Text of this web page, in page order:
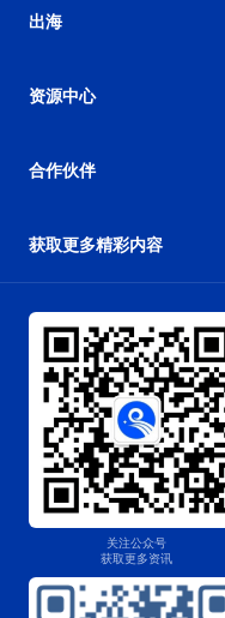
出海
资源中心
合作伙伴
获取更多精彩内容
关注公众号
获取更多资讯